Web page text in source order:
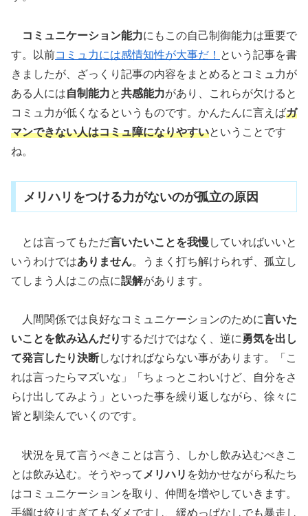
コミュニケーション能力にもこの自己制御能力は重要で
す。以前コミュ力には感情知性が大事だ！ という記事を書
きましたが、ざっくり記事の内容をまとめるとコミュ力が
ある人には自制能力と共感能力があり、これらが欠けると
コミュ力が低くなるというものです。かんたんに言えばガ
マンできない人はコミュ障になりやすいということです
ね。
メリハリをつける力がないのが孤立の原因
とは言ってもただ言いたいことを我慢 していればいいと
いうわけではありません。うまく打ち解けられず、孤立し
てしまう人はこの点に誤解があります。
人間関係では良好なコミュニケーションのために言いた
いことを飲み込んだりするだけではなく、逆に勇気を出し
て発言したり決断しなければならない事があります。「こ
れは言ったらマズいな」「ちょっとこわいけど、自分をさ
らけ出してみよう」といった事を繰り返しながら、徐々に
皆と馴染んでいくのです。
状況を見て言うべきことは言う、しかし飲み込むべきこ
とは飲み込む。そうやって メリハリ を効かせながら私たち
はコミュニケーションを取り、仲間を増やしていきます。
手綱は絞りすぎてもダメですし、緩めっぱなしでも暴走し